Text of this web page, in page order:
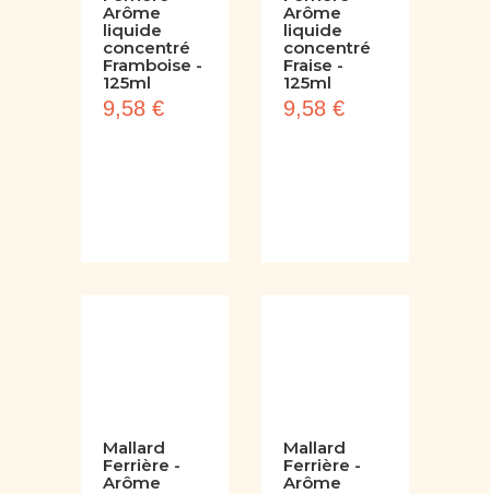
Mallard
Ferrière -
Arôme
liquide
concentré
Framboise -
125ml
Mallard
Ferrière -
Arôme
liquide
concentré
Fraise -
125ml
Mallard
Mallard